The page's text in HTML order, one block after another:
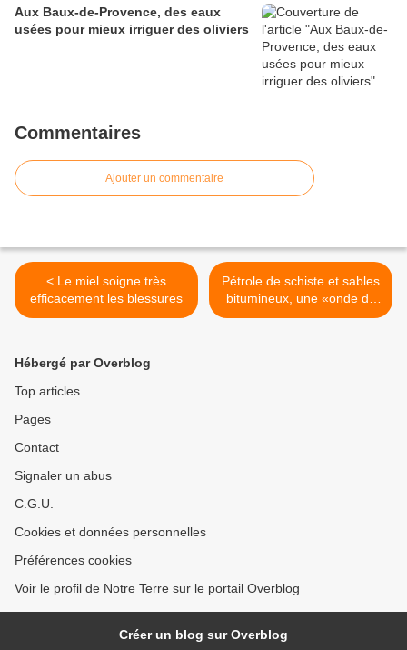
Aux Baux-de-Provence, des eaux
usées pour mieux irriguer des oliviers
Commentaires
Ajouter un commentaire
< Le miel soigne très
efficacement les blessures
Pétrole de schiste et sables
bitumineux, une «onde de
choc» mondiale est en vue
Hébergé par Overblog
Top articles
Pages
Contact
Signaler un abus
C.G.U.
Cookies et données personnelles
Préférences cookies
Voir le profil de Notre Terre sur le portail Overblog
Créer un blog sur Overblog